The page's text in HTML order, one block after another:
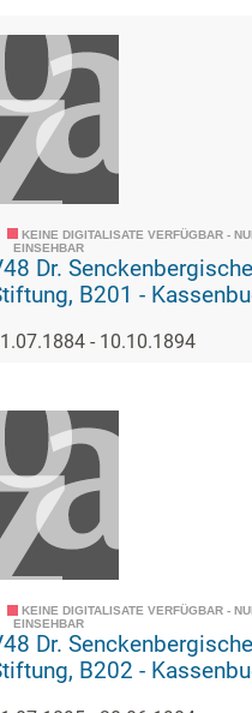
KEINE DIGITALISATE VERFÜGBAR -
EINSEHBAR
Dr. Senckenbergische
Stiftung, B201 -
- 10.10.1894
KEINE DIGITALISATE VERFÜGBAR -
EINSEHBAR
Dr. Senckenbergische
Stiftung, B202 -